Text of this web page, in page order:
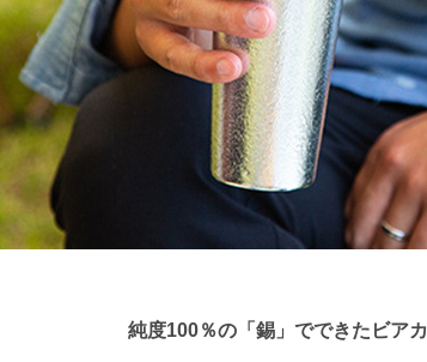
純度100％の「錫」でできたビア